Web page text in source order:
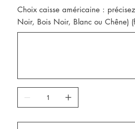
Choix caisse américaine :
Noir, Bois Noir, Blanc ou Chêne)